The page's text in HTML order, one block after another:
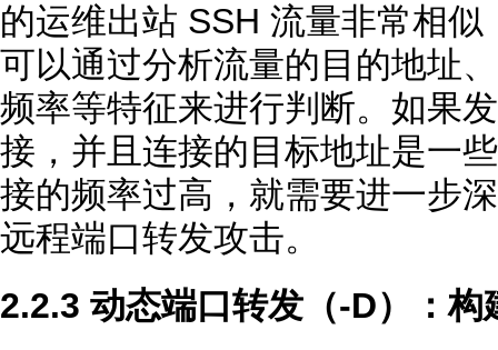
的运维出站 SSH 流量非常相
可以通过分析流量的目的地址
频率等特征来进行判断。如果
接，并且连接的目标地址是一
接的频率过高，就需要进一步
远程端口转发攻击。
2.2.3 动态端口转发（-D）：